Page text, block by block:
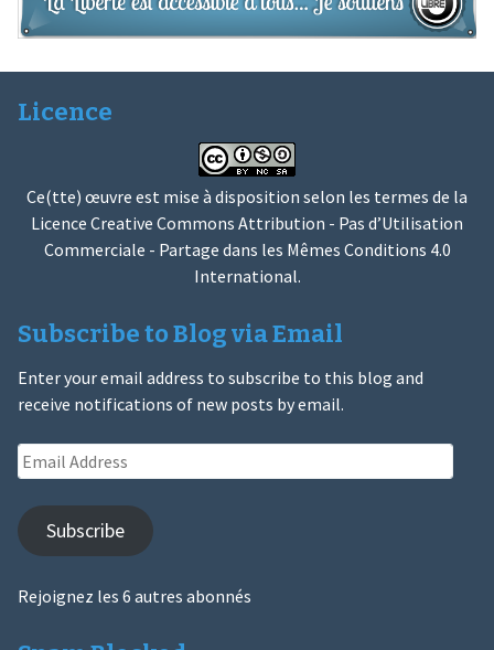
Licence
Ce(tte) œuvre est mise à disposition selon les termes de la
Licence Creative Commons Attribution - Pas d’Utilisation
Commerciale - Partage dans les Mêmes Conditions 4.0
International.
Subscribe to Blog via Email
Enter your email address to subscribe to this blog and
receive notifications of new posts by email.
Email
Address
Subscribe
Rejoignez les 6 autres abonnés